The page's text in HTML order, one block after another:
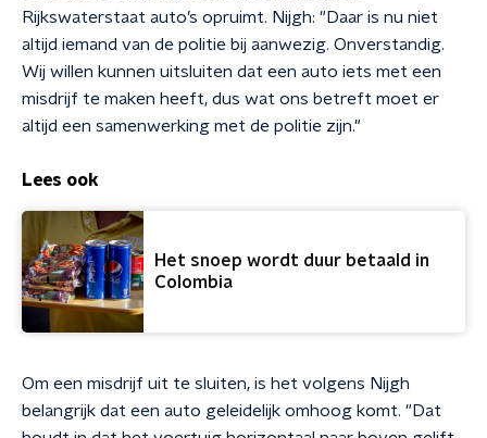
Rijkswaterstaat auto’s opruimt. Nijgh: "Daar is nu niet
altijd iemand van de politie bij aanwezig. Onverstandig.
Wij willen kunnen uitsluiten dat een auto iets met een
misdrijf te maken heeft, dus wat ons betreft moet er
altijd een samenwerking met de politie zijn."
Lees ook
Het snoep wordt duur betaald in
Colombia
Om een misdrijf uit te sluiten, is het volgens Nijgh
belangrijk dat een auto geleidelijk omhoog komt. "Dat